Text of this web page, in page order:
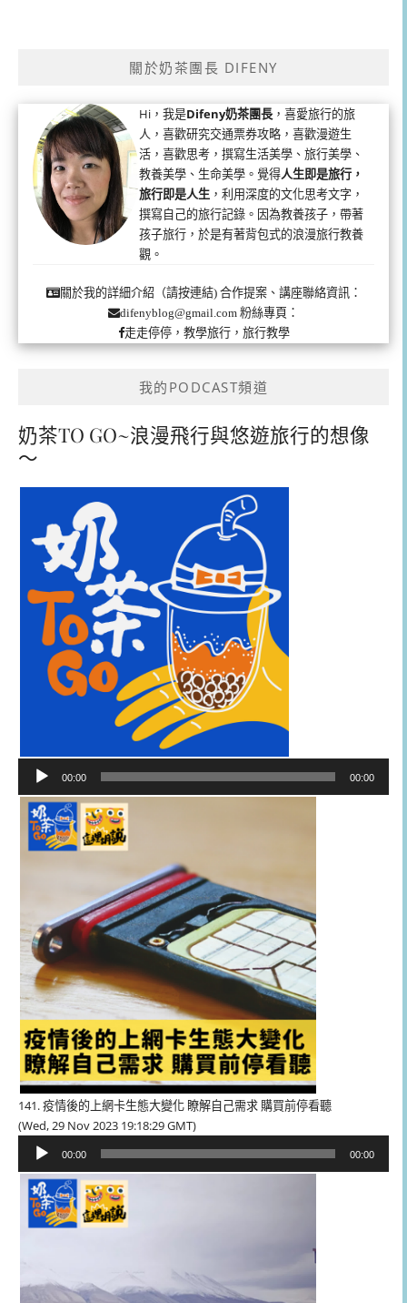
關於奶茶團長 DIFENY
Hi，我是Difeny奶茶團長 ，喜愛旅行的旅
人，喜歡研究交通票券攻略，喜歡漫遊生
活，喜歡思考，撰寫生活美學、旅行美學、
教養美學、生命美學。覺得人生即是旅行，
旅行即是人生 ，利用深度的文化思考文字，
撰寫自己的旅行記錄。因為教養孩子，帶著
孩子旅行，於是有著背包式的浪漫旅行教養
觀。
關於我的詳細介紹（請按連結)合作提案、講座聯絡資訊：
difenyblog@gmail.com 粉絲專頁：
走走停停，教學旅行，旅行教學
我的PODCAST頻道
奶茶TO GO~浪漫飛行與悠遊旅行的想像
～
播
器
00:00 00:00
141. 疫情後的上網卡生態大變化 瞭解自己需求 購買前停看聽
(Wed, 29 Nov 2023 19:18:29 GMT)
播
器
00:00 00:00